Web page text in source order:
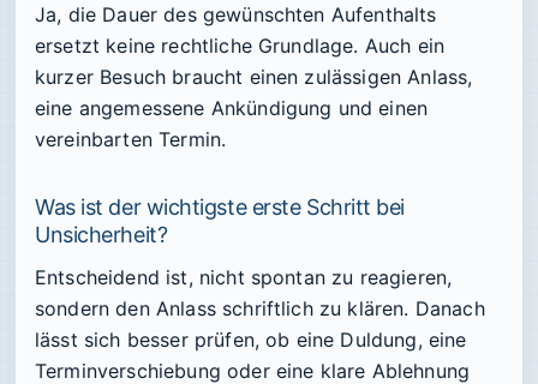
Ja, die Dauer des gewünschten Aufenthalts
ersetzt keine rechtliche Grundlage. Auch ein
kurzer Besuch braucht einen zulässigen Anlass,
eine angemessene Ankündigung und einen
vereinbarten Termin.
Was ist der wichtigste erste Schritt bei
Unsicherheit?
Entscheidend ist, nicht spontan zu reagieren,
sondern den Anlass schriftlich zu klären. Danach
lässt sich besser prüfen, ob eine Duldung, eine
Terminverschiebung oder eine klare Ablehnung